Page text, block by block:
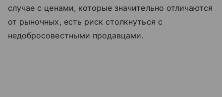
случае с ценами, которые значительно отличаются
от рыночных, есть риск столкнуться с
недобросовестными продавцами.